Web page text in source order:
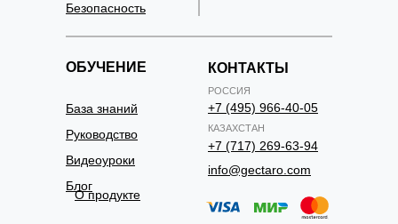
Безопасность
ОБУЧЕНИЕ
Руководство
Видеоуроки
КОНТАКТЫ
+7 (495) 966-40-05
info@gectaro.com
База знаний
Блог
О продукте
+7 (717) 269-63-94
РОССИЯ
КАЗАХСТАН